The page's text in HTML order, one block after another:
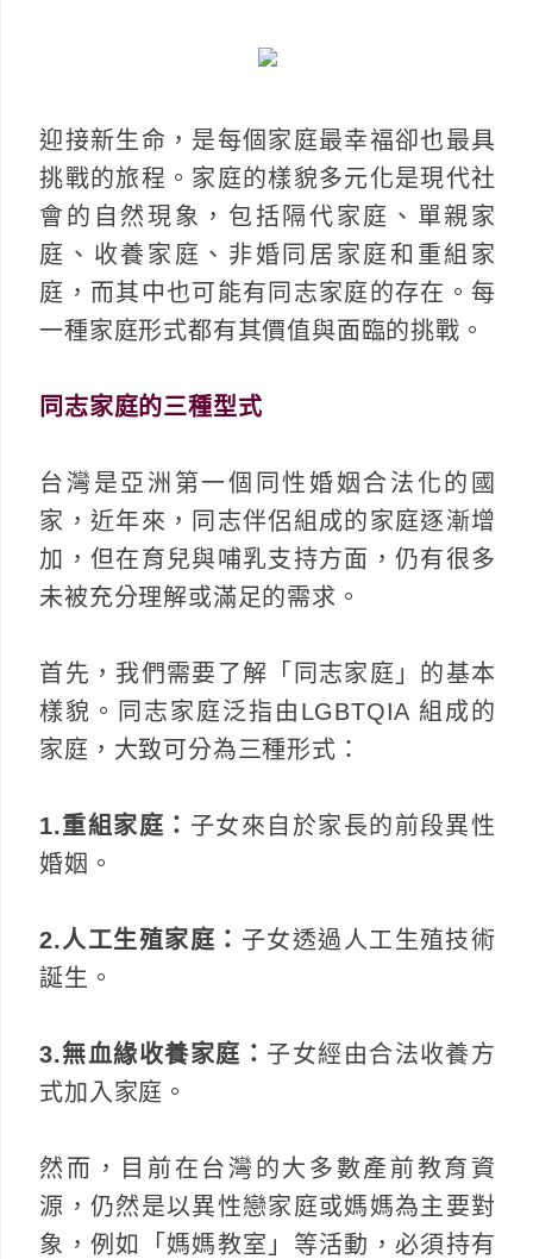
迎接新生命，是每個家庭最幸福卻也最具
挑戰的旅程。家庭的樣貌多元化是現代社
會的自然現象，包括隔代家庭、單親家
庭、收養家庭、非婚同居家庭和重組家
庭，而其中也可能有同志家庭的存在。每
一種家庭形式都有其價值與面臨的挑戰。
同志家庭的三種型式
台灣是亞洲第一個同性婚姻合法化的國
家，近年來，同志伴侶組成的家庭逐漸增
加，但在育兒與哺乳支持方面，仍有很多
未被充分理解或滿足的需求。
首先，我們需要了解「同志家庭」的基本
樣貌。同志家庭泛指由LGBTQIA 組成的
家庭，大致可分為三種形式：
1.重組家庭： 子女來自於家長的前段異性
婚姻。
2.人工生殖家庭： 子女透過人工生殖技術
誕生。
3.無血緣收養家庭： 子女經由合法收養方
式加入家庭。
然而，目前在台灣的大多數產前教育資
源，仍然是以異性戀家庭或媽媽為主要對
象，例如「媽媽教室」等活動，必須持有